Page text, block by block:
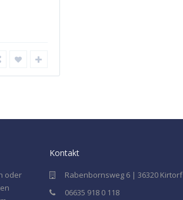
oder
Kontakt
Rabenbornsweg 6 | 36320 Kirtorf
06635 918 0 118